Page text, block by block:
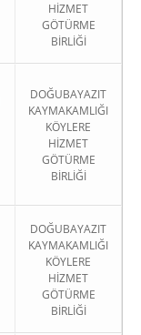
HİZMET
GÖTÜRME
BİRLİĞİ
DOĞUBAYAZIT
KAYMAKAMLIĞI
KÖYLERE
HİZMET
GÖTÜRME
BİRLİĞİ
DOĞUBAYAZIT
KAYMAKAMLIĞI
KÖYLERE
HİZMET
GÖTÜRME
BİRLİĞİ